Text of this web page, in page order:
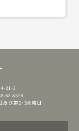
21-3
62-8574
び第2・3水曜日